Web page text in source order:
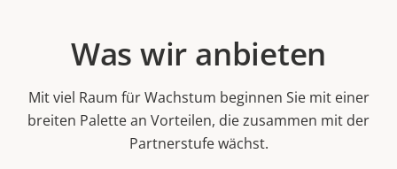
Was wir anbieten
Mit viel Raum für Wachstum beginnen Sie mit einer
breiten Palette an Vorteilen, die zusammen mit der
Partnerstufe wächst.